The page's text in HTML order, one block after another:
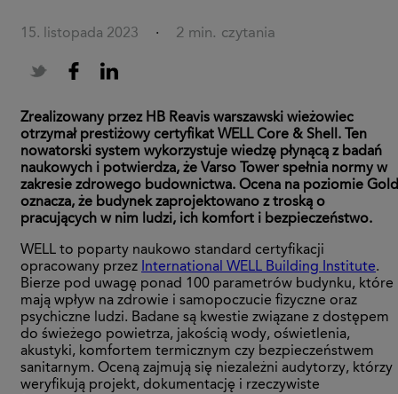
15. listopada 2023 · 2 min. czytania
Zrealizowany przez HB Reavis warszawski wieżowiec
otrzymał prestiżowy certyfikat WELL Core & Shell. Ten
nowatorski system wykorzystuje wiedzę płynącą z badań
naukowych i potwierdza, że Varso Tower spełnia normy w
zakresie zdrowego budownictwa. Ocena na poziomie Gold
oznacza, że budynek zaprojektowano z troską o
pracujących w nim ludzi, ich komfort i bezpieczeństwo.
WELL to poparty naukowo standard certyfikacji
opracowany przez International WELL Building Institute.
Bierze pod uwagę ponad 100 parametrów budynku, które
mają wpływ na zdrowie i samopoczucie fizyczne oraz
psychiczne ludzi. Badane są kwestie związane z dostępem
do świeżego powietrza, jakością wody, oświetlenia,
akustyki, komfortem termicznym czy bezpieczeństwem
sanitarnym. Oceną zajmują się niezależni audytorzy, którzy
weryfikują projekt, dokumentację i rzeczywiste